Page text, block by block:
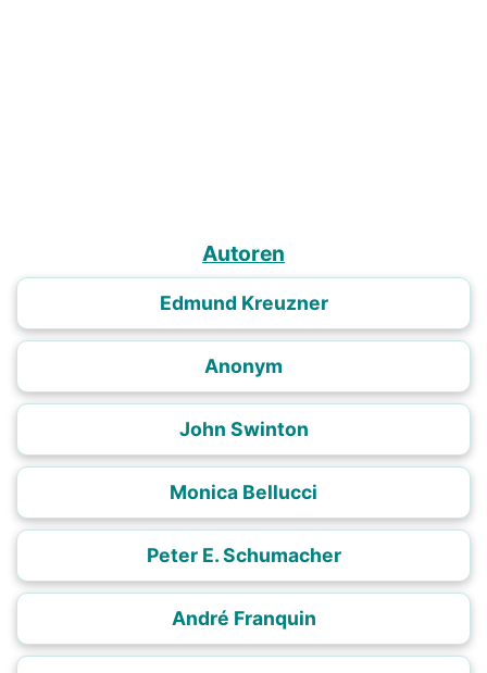
Autoren
Edmund Kreuzner
Anonym
John Swinton
Monica Bellucci
Peter E. Schumacher
André Franquin